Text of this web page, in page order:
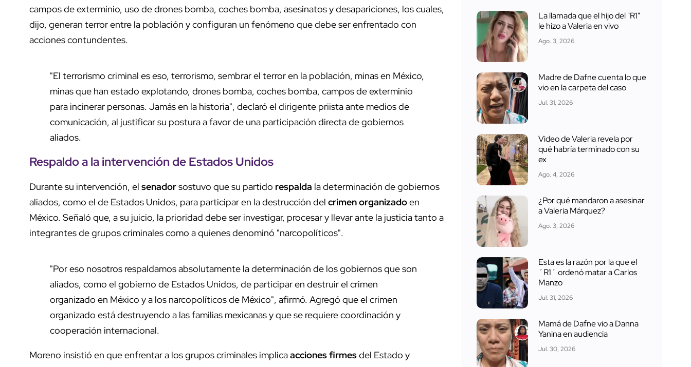
campos de exterminio, uso de drones bomba, coches bomba, asesinatos y desapariciones, los cuales,
dijo, generan terror entre la población y configuran un fenómeno que debe ser enfrentado con
acciones contundentes.
"El terrorismo criminal es eso, terrorismo, sembrar el terror en la población, minas en México,
minas que han estado explotando, drones bomba, coches bomba, campos de exterminio
para incinerar personas. Jamás en la historia", declaró el dirigente priista ante medios de
comunicación, al justificar su postura a favor de una participación directa de gobiernos
aliados.
Respaldo a la intervención de Estados Unidos
Durante su intervención, el senadorsostuvo que su partido respalda la determinación de gobiernos
aliados, como el de Estados Unidos, para participar en la destrucción del crimen organizadoen
México. Señaló que, a su juicio, la prioridad debe ser investigar, procesar y llevar ante la justicia tanto a
integrantes de grupos criminales como a quienes denominó "narcopolíticos".
"Por eso nosotros respaldamos absolutamente la determinación de los gobiernos que son
aliados, como el gobierno de Estados Unidos, de participar en destruir el crimen
organizado en México y a los narcopolíticos de México", afirmó. Agregó que el crimen
organizado está destruyendo a las familias mexicanas y que se requiere coordinación y
cooperación internacional.
Moreno insistió en que enfrentar a los grupos criminales implicaacciones firmesdel Estado y
La llamada que el hijo del "R1"
le hizo a Valeria en vivo
Ago. 3, 2026
Madre de Dafne cuenta lo que
vio en la carpeta del caso
Jul. 31, 2026
Video de Valeria revela por
qué habría terminado con su
ex
Ago. 4, 2026
¿Por qué mandaron a asesinar
a Valeria Márquez?
Ago. 3, 2026
Esta es la razón por la que el
´R1´ ordenó matar a Carlos
Manzo
Jul. 31, 2026
Mamá de Dafne vio a Danna
Yanina en audiencia
Jul. 30, 2026